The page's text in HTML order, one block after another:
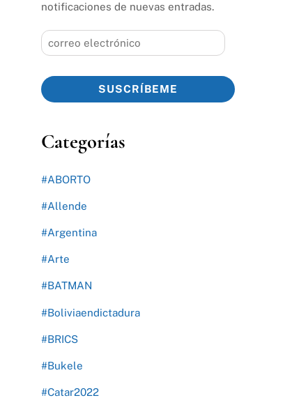
notificaciones de nuevas entradas.
correo
electrónico
SUSCRÍBEME
Categorías
#ABORTO
#Allende
#Argentina
#Arte
#BATMAN
#Boliviaendictadura
#BRICS
#Bukele
#Catar2022